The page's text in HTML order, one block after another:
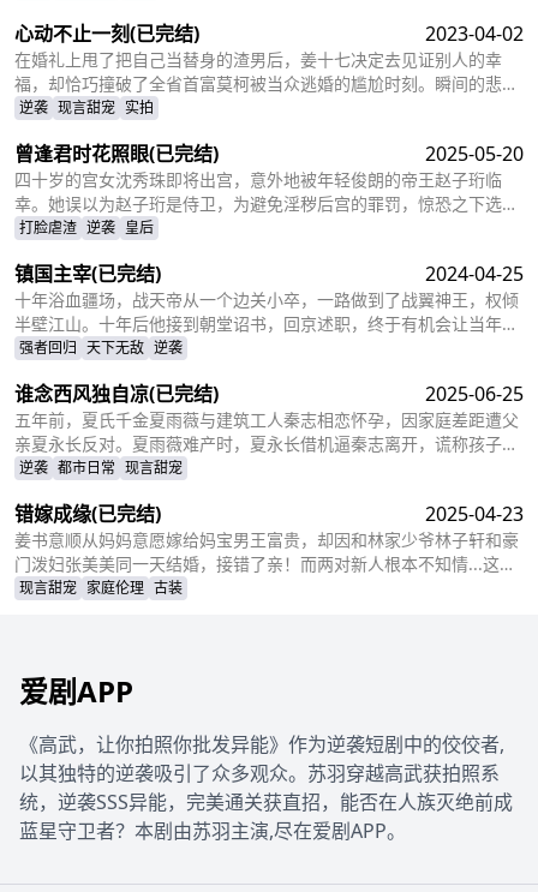
踪与裴家有关，裴家背靠京都五大豪门。为找父亲，他提升实力，婚
后与苏轻眉一同前往京都。
心动不止一刻(已完结) 2023-04-02
在婚礼上甩了把自己当替身的渣男后，姜十七决定去见证别人的幸
福，却恰巧撞破了全省首富莫柯被当众逃婚的尴尬时刻。瞬间的悲愤
交加，让姜十七鼓起勇气见义勇为，上台演着戏嫁给了莫柯。但姜十
现，不仅捣乱了莫柯的计划，还让她闯进了莫柯的心里。事后，莫柯
购买了姜十七所在的公司，成了空降的老板，开始了自己的茫茫追妻
之旅……
逆袭 现言甜宠 实拍
曾逢君时花照眼(已完结) 2025-05-20
四十岁的宫女沈秀珠即将出宫，意外地被年轻俊朗的帝王赵子珩临
幸。她误以为赵子珩是侍卫，为避免淫秽后宫的罪罚，惊恐之下选择
了逃离。六年后，沈秀珠携龙凤胎现身宫廷百子宴，却被亲族羞辱和
贵，成为人人敬仰的皇后，狠狠打了那些人的脸！
打脸虐渣 逆袭 皇后
镇国主宰(已完结) 2024-04-25
十年浴血疆场，战天帝从一个边关小卒，一路做到了战翼神王，权倾
半壁江山。十年后他接到朝堂诏书，回京述职，终于有机会让当年害
自己母亲的仇人为之付出代价
强者回归 天下无敌 逆袭
谁念西风独自凉(已完结) 2025-06-25
五年前，夏氏千金夏雨薇与建筑工人秦志相恋怀孕，因家庭差距遭父
亲夏永长反对。夏雨薇难产时，夏永长借机逼秦志离开，谎称孩子夭
折，实则把孩子小蝶交给秦志。秦志工地事故后失智，父女拾荒为
骗。小蝶为救父接近她，她凭借护身符和鸡汤味道发现真相。夏永长
与江正阳阻挠，夏雨薇救下父女，秦志苏醒，一家团圆，夏永长悔
悟，夏雨薇继承家业，与秦志重归于好。
逆袭 都市日常 现言甜宠
错嫁成缘(已完结) 2025-04-23
姜书意顺从妈妈意愿嫁给妈宝男王富贵，却因和林家少爷林子轩和豪
门泼妇张美美同一天结婚，接错了亲！而两对新人根本不知情...这场
洞错房的闹剧会如何收场？
现言甜宠 家庭伦理 古装
爱剧APP
《高武，让你拍照你批发异能》作为逆袭短剧中的佼佼者,
以其独特的逆袭吸引了众多观众。苏羽穿越高武获拍照系
统，逆袭SSS异能，完美通关获直招，能否在人族灭绝前成
蓝星守卫者？本剧由苏羽主演,尽在爱剧APP。